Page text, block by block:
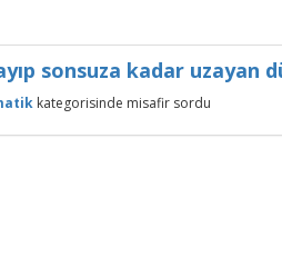
sonsuza kadar uzayan
kategorisinde misafir sordu